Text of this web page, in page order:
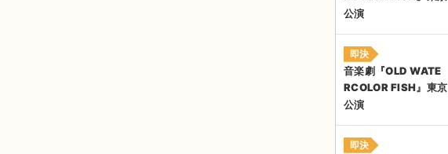
公演
即決
音楽劇『OLD WATE
RCOLOR FISH』東京
公演
即決